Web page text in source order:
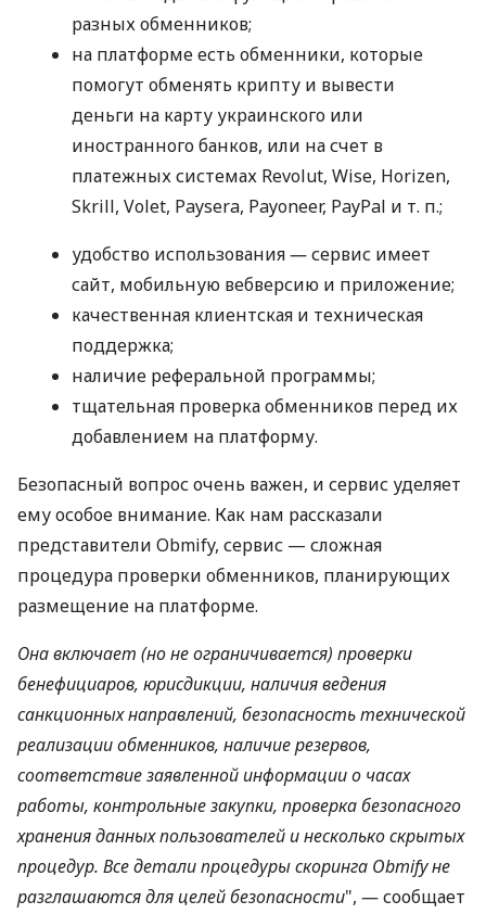
разных обменников;
на платформе есть обменники, которые
помогут обменять крипту и вывести
деньги на карту украинского или
иностранного банков, или на счет в
платежных системах Revolut, Wise, Horizen,
Skrill, Volet, Paysera, Payoneer, PayPal и т. п.;
удобство использования ― сервис имеет
сайт, мобильную вебверсию и приложение;
качественная клиентская и техническая
поддержка;
наличие реферальной программы;
тщательная проверка обменников перед их
добавлением на платформу.
Безопасный вопрос очень важен, и сервис уделяет
ему особое внимание. Как нам рассказали
представители Obmify, сервис — сложная
процедура проверки обменников, планирующих
размещение на платформе.
Она включает (но не ограничивается) проверки
бенефициаров, юрисдикции, наличия ведения
санкционных направлений, безопасность технической
реализации обменников, наличие резервов,
соответствие заявленной информации о часах
работы, контрольные закупки, проверка безопасного
хранения данных пользователей и несколько скрытых
процедур. Все детали процедуры скоринга Obmify не
разглашаются для целей безопасности", ― сообщает